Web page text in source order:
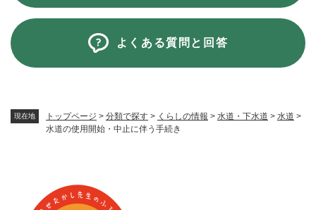
現在地 トップページ > 分類で探す > くらしの情報 > 水道・下水道 > 水道 >
水道の使用開始・中止に伴う手続き
よくある質問と回答